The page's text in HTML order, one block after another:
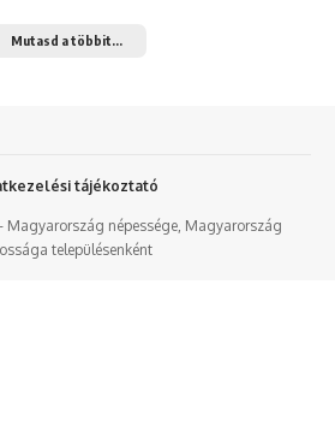
Mutasd a többit...
népessége, Magyarország
településenként
tájékoztató